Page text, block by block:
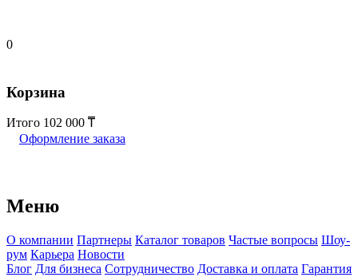
0
Корзина
Итого 102 000
Оформление заказа
Меню
О компании Партнеры Каталог товаров Частые вопросы Шоу-
рум Карьера Новости
Блог Для бизнеса Сотрудничество Доставка и оплата Гарантия